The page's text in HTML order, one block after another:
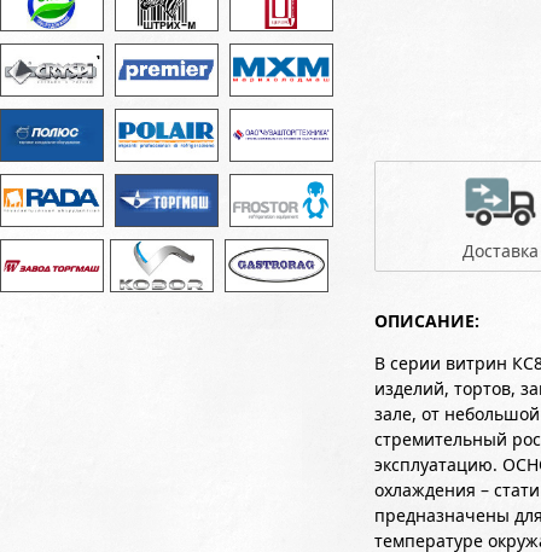
Доставка
ОПИСАНИЕ:
В серии витрин
изделий, тортов,
зале, от
стремительный
эксплуатацию.
охлаждения –
предназначены
температуре